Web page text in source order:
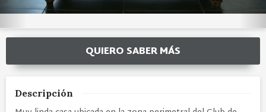
QUIERO SABER MÁS
Descripción